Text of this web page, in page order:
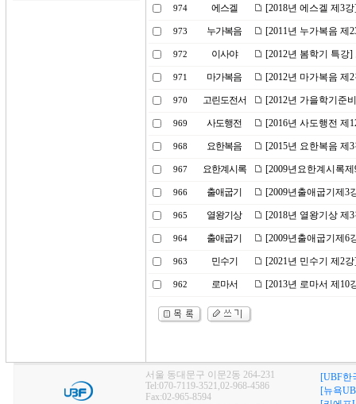
974 에스겔 [2018년 에스겔 제3
973 누가복음 [2011년 누가복음 제
972 이사야 [2012년 봄학기 특강
971 마가복음 [2012년 마가복음 제
970 고린도전서 [2012년 가을학기준
969 사도행전 [2016년 사도행전 제
968 요한복음 [2015년 요한복음 제
967 요한계시록 [2009년요한계시록
966 출애굽기 [2009년출애굽기제3
965 열왕기상 [2018년 열왕기상 제
964 출애굽기 [2009년출애굽기제6
963 민수기 [2021년 민수기 제2
962 로마서 [2013년 로마서 제10
서울 동대문구 이문2동 264-231
Tel:070-7119-3521,02-968-4586
Fax:02-965-8594
[UBF한
[뉴욕